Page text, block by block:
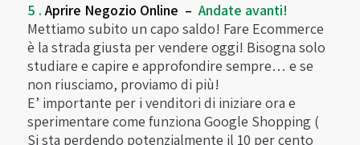
5 . Aprire Negozio Online – Andate avanti!
Mettiamo subito un capo saldo! Fare Ecommerce
è la strada giusta per vendere oggi! Bisogna solo
studiare e capire e approfondire sempre… e se
non riusciamo, proviamo di più!
E’ importante per i venditori di iniziare ora e
sperimentare come funziona Google Shopping (
Si sta perdendo potenzialmente il 10 per cento